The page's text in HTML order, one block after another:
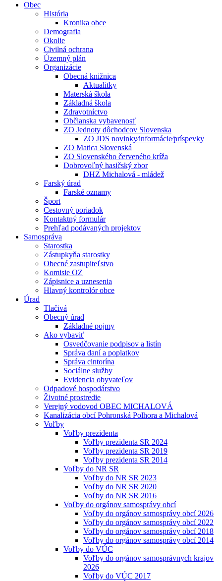
Obec
História
Kronika obce
Demografia
Okolie
Civilná ochrana
Územný plán
Organizácie
Obecná knižnica
Aktualitky
Materská škola
Základná škola
Zdravotníctvo
Občianska vybavenosť
ZO Jednoty dôchodcov Slovenska
ZO JDS novinky⁄informácie⁄príspevky
ZO Matica Slovenská
ZO Slovenského červeného kríža
Dobrovoľný hasičský zbor
DHZ Michalová - mládež
Farský úrad
Farské oznamy
Šport
Cestovný poriadok
Kontaktný formulár
Prehľad podávaných projektov
Samospráva
Starostka
Zástupkyňa starostky
Obecné zastupiteľstvo
Komisie OZ
Zápisnice a uznesenia
Hlavný kontrolór obce
Úrad
Tlačivá
Obecný úrad
Základné pojmy
Ako vybaviť
Osvedčovanie podpisov a listín
Správa daní a poplatkov
Správa cintorína
Sociálne služby
Evidencia obyvateľov
Odpadové hospodárstvo
Životné prostredie
Verejný vodovod OBEC MICHALOVÁ
Kanalizácia obcí Pohronská Polhora a Michalová
Voľby
Voľby prezidenta
Voľby prezidenta SR 2024
Voľby prezidenta SR 2019
Voľby prezidenta SR 2014
Voľby do NR SR
Voľby do NR SR 2023
Voľby do NR SR 2020
Voľby do NR SR 2016
Voľby do orgánov samosprávy obcí
Voľby do orgánov samosprávy obcí 2026
Voľby do orgánov samosprávy obcí 2022
Voľby do orgánov samosprávy obcí 2018
Voľby do orgánov samosprávy obcí 2014
Voľby do VÚC
Voľby do orgánov samosprávnych krajov
2026
Voľby do VÚC 2017